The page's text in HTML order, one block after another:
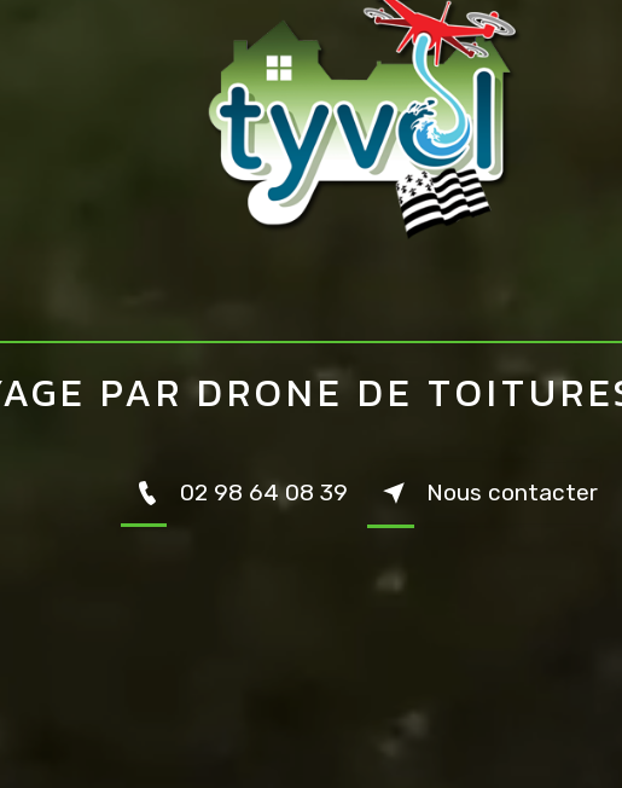
PAR DRONE DE
02 98 64 08 39 Nous contacter